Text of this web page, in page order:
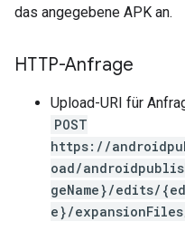
das angegebene APK an.
HTTP-Anfrage
Upload-URI für
POST
https://
oad/
geName}/edits/
e}/